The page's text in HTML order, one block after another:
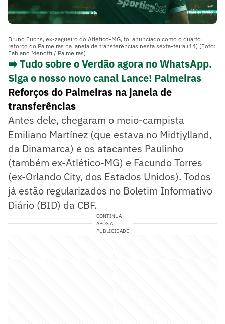
Bruno Fuchs, ex-zagueiro do Atlético-MG, foi anunciado como o quarto
reforço do Palmeiras na janela de transferências nesta sexta-feira (14) (Foto:
Fabiano Menotti / Palmeiras)
➡️ Tudo sobre o Verdão agora no WhatsApp.
Siga o nosso novo canal Lance! Palmeiras
Reforços do Palmeiras na janela de
transferências
Antes dele, chegaram o meio-campista
Emiliano Martínez (que estava no Midtjylland,
da Dinamarca) e os atacantes Paulinho
(também ex-Atlético-MG) e Facundo Torres
(ex-Orlando City, dos Estados Unidos). Todos
já estão regularizados no Boletim Informativo
Diário (BID) da CBF.
CONTINUA
APÓS A
PUBLICIDADE